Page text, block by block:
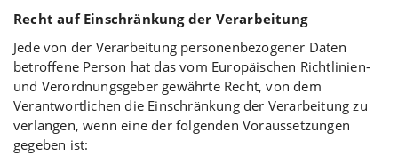
Recht auf Einschränkung der Verarbeitung
Jede von der Verarbeitung personenbezogener Daten
betroffene Person hat das vom Europäischen Richtlinien-
und Verordnungsgeber gewährte Recht, von dem
Verantwortlichen die Einschränkung der Verarbeitung zu
verlangen, wenn eine der folgenden Voraussetzungen
gegeben ist: